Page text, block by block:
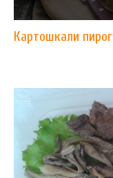
Картошкали пирог